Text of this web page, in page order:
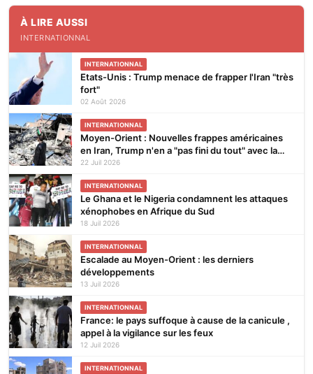
À LIRE AUSSI
INTERNATIONNAL
INTERNATIONNAL
Etats-Unis : Trump menace de frapper l'Iran "très
fort"
02 Août 2026
INTERNATIONNAL
Moyen-Orient : Nouvelles frappes américaines
en Iran, Trump n'en a "pas fini du tout" avec la
guerre
22 Juil 2026
INTERNATIONNAL
Le Ghana et le Nigeria condamnent les attaques
xénophobes en Afrique du Sud
18 Juil 2026
INTERNATIONNAL
Escalade au Moyen-Orient : les derniers
développements
13 Juil 2026
INTERNATIONNAL
France: le pays suffoque à cause de la canicule ,
appel à la vigilance sur les feux
12 Juil 2026
INTERNATIONNAL